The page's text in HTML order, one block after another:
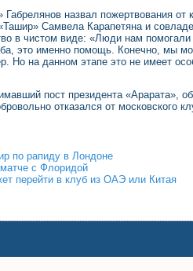
назвал пожертвования от
Самвела Карапетяна и
в чистом виде: «Люди нам
это именно помощь. Конечно, мы
Но на данном этапе это не имеет
пост президента «Арарата»,
отказался от московского
по рапиду в Лондоне
с Флоридой
перейти в клуб из ОАЭ или Китая